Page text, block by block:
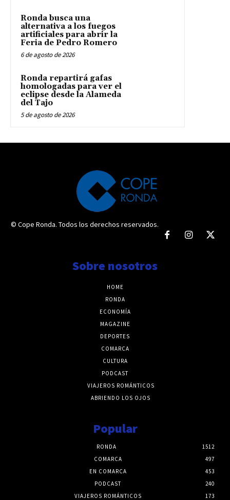
Ronda busca una
alternativa a los fuegos
artificiales para abrir la
Feria de Pedro Romero
6 de agosto de 2026
Ronda repartirá gafas
homologadas para ver el
eclipse desde la Alameda
del Tajo
5 de agosto de 2026
© Cope Ronda. Todos los derechos reservados.
Sobre nosotros
HOME
RONDA
ECONOMÍA
MAGAZINE
DEPORTES
COMARCA
CULTURA
PODCAST
VIAJEROS ROMÁNTICOS
ABRIENDO LOS OJOS
Popular
RONDA
1512
COMARCA
497
EN COMARCA
453
PODCAST
240
VIAJEROS ROMÁNTICOS
173